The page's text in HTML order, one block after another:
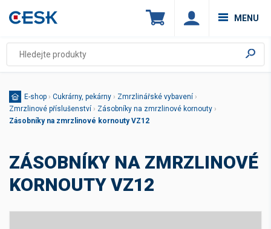
MENU
E-shop › Cukrárny, pekárny › Zmrzlinářské vybavení ›
Zmrzlinové příslušenství › Zásobníky na zmrzlinové kornouty ›
Zásobníky na zmrzlinové kornouty VZ12
ZÁSOBNÍKY NA ZMRZLINOVÉ
KORNOUTY VZ12